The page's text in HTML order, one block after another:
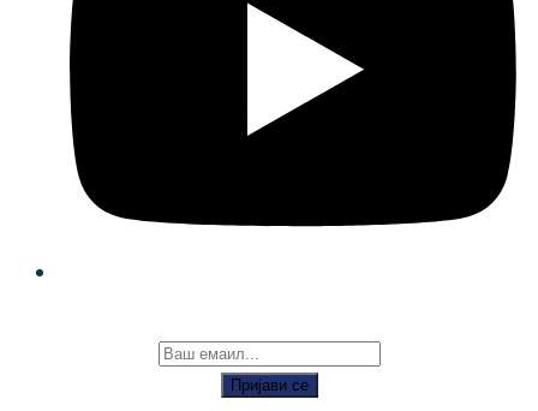
Пријави се